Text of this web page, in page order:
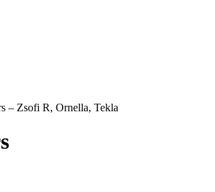
– Zsofi R, Ornella, Tekla